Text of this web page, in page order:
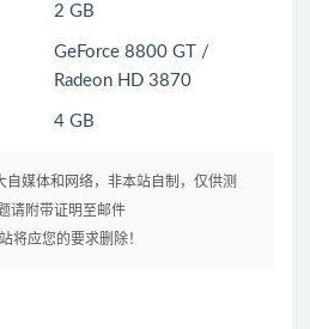
2 GB
GeForce 8800 GT /
Radeon HD 3870
4 GB
自媒体和网络，非本站自制，仅供测
请附带证明至邮件
将应您的要求删除！